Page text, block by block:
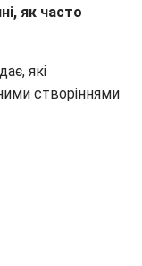
як часто
які
створіннями